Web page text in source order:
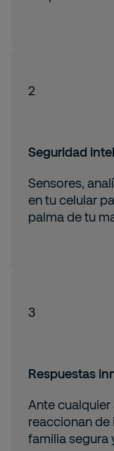
2
Seguridad
Sensores,
en tu celular
palma de tu
3
Respuestas
Ante
reaccionan de
familia segura